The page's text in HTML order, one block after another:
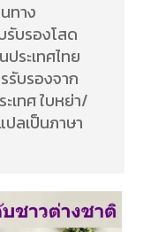
ทาง
รับรองโสด
ระเทศไทย
รับรองจาก
เทศ ใบหย่า/
ลเป็นภาษา